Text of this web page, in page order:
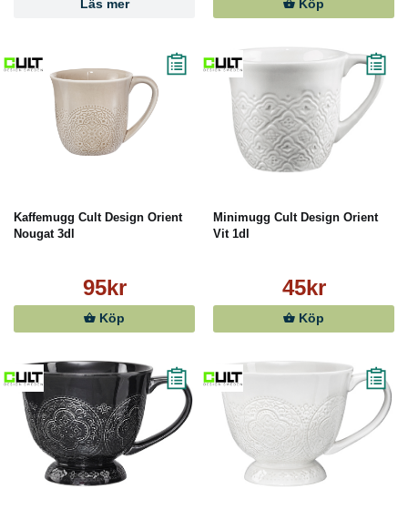
Läs mer Köp
Kaffemugg Cult Design Orient
Nougat 3dl
95kr
Köp
Minimugg Cult Design Orient
Vit 1dl
45kr
Köp